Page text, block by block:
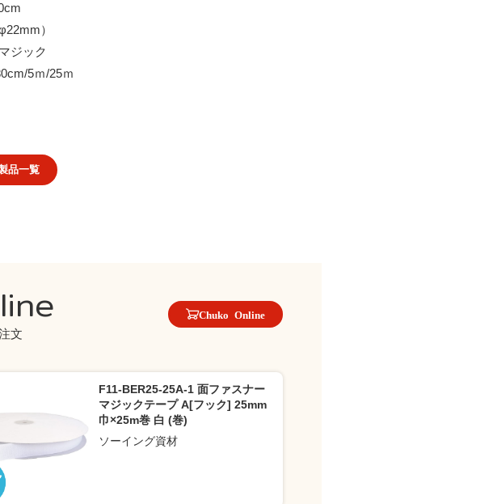
）
ジック
5ｍ/25ｍ
品一覧
文
Chuko Online
F11-BER25-25A-1 面ファスナー
マジックテープ A[フック] 25mm
巾×25m巻 白 (巻)
ソーイング資材